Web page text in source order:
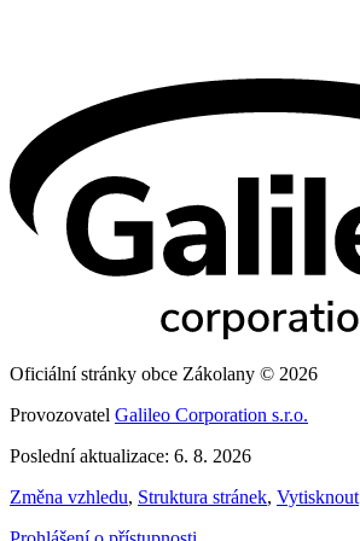
Oficiální stránky obce Zákolany © 2026
Provozovatel Galileo Corporation s.r.o.
Poslední aktualizace: 6. 8. 2026
Změna vzhledu, Struktura stránek, Vytisknout